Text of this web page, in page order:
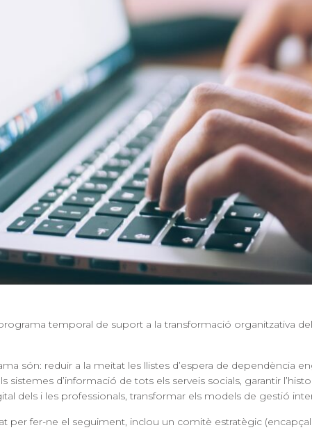
temporal de suport a la transformació organitzativa
són: reduir a la meitat les llistes d’espera de dependència
d’informació de tots els serveis socials, garantir
dels i les professionals, transformar els models de gestió
per fer-ne el seguiment, inclou un comitè estratègic